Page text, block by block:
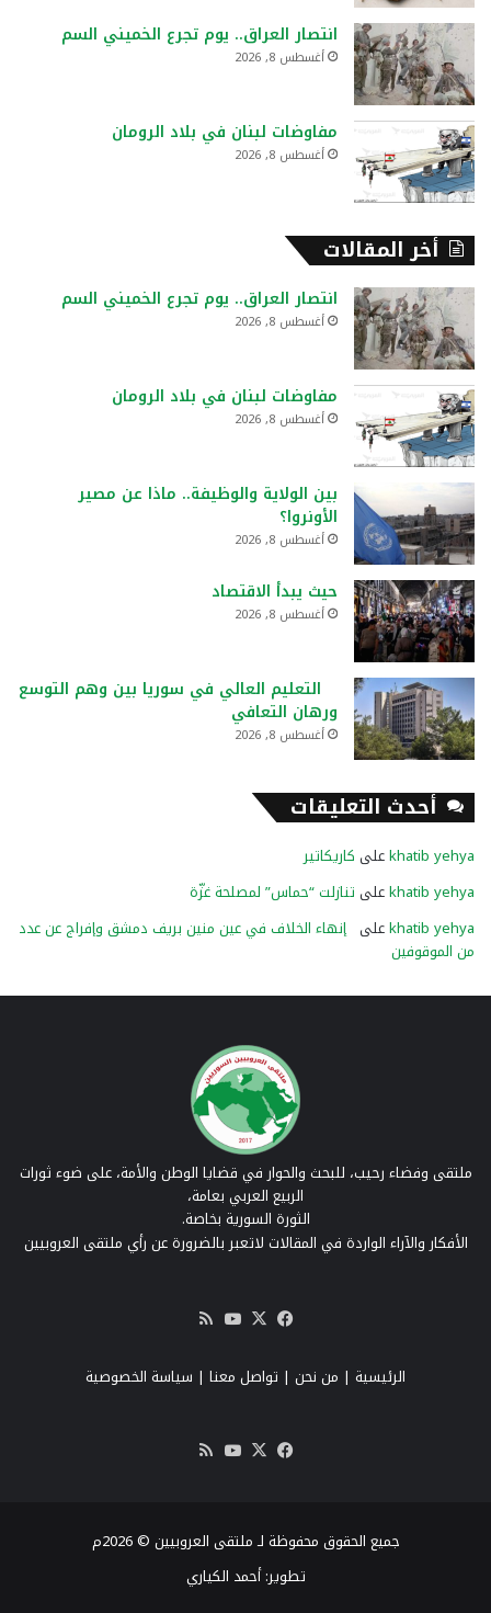
انتصار العراق.. يوم تجرع الخميني السم
أغسطس 8, 2026
مفاوضات لبنان في بلاد الرومان
أغسطس 8, 2026
أخر المقالات
انتصار العراق.. يوم تجرع الخميني السم
أغسطس 8, 2026
مفاوضات لبنان في بلاد الرومان
أغسطس 8, 2026
بين الولاية والوظيفة.. ماذا عن مصير
الأونروا؟
أغسطس 8, 2026
حيث يبدأ الاقتصاد
أغسطس 8, 2026
التعليم العالي في سوريا بين وهم التوسع
ورهان التعافي
أغسطس 8, 2026
أحدث التعليقات
khatib yehyaعلى كاريكاتير
khatib yehyaعلى تنازلت “حماس” لمصلحة غزّة
khatib yehyaعلى إنهاء الخلاف في عين منين بريف دمشق وإفراج عن عدد
من الموقوفين
ملتقى وفضاء رحيب، للبحث والحوار في قضايا الوطن والأمة، على ضوء ثورات
الربيع العربي بعامة،
الثورة السورية بخاصة.
الأفكار والآراء الواردة في المقالات لاتعبر بالضرورة عن رأي ملتقى العروبيين
فيسبوك
‫X
‫YouTube
RSS
الرئيسية | من نحن | تواصل معنا | سياسة الخصوصية
فيسبوك
‫X
‫YouTube
جميع الحقوق محفوظة لـ ملتقى العروبيين © 2026م
تطوير:أحمد الكياري